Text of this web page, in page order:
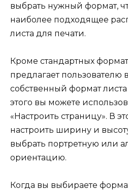
выбрать нужный формат,
наиболее подходящее
листа для печати.
Кроме стандартных
предлагает пользователю
собственный формат
этого вы можете
«Настроить страницу». В
настроить ширину и
выбрать портретную или
ориентацию.
Когда вы выбираете